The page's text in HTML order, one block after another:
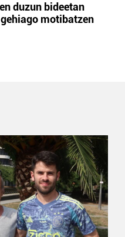
duzun bideetan
motibatzen